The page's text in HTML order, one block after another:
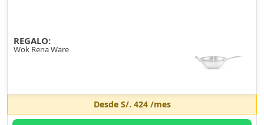
REGALO:
Wok Rena Ware
Desde S/. 424/mes